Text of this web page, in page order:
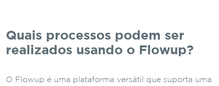
Quais processos podem ser
realizados usando o Flowup?
O Flowup é uma plataforma versátil que suporta uma